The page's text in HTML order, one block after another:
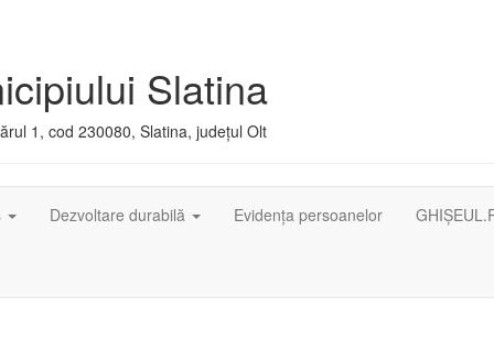
Slatina
1, cod 230080, Slatina, județul Olt
Dezvoltare durabilă Evidența persoanelor